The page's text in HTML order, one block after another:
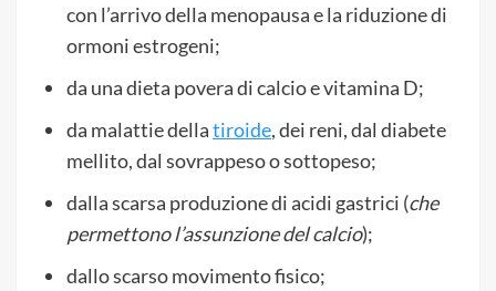
con l’arrivo della menopausa e la riduzione di
ormoni estrogeni;
da una dieta povera di calcio e vitamina D;
da malattie dellatiroide, dei reni, dal diabete
mellito, dal sovrappeso o sottopeso;
dalla scarsa produzione di acidi gastrici (che
permettono l’assunzione del calcio);
dallo scarso movimento fisico;